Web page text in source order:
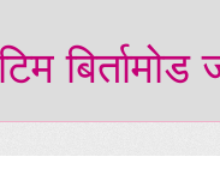
बिर्तामोड